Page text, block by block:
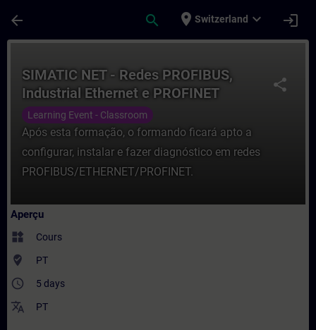
arrow_back search place Switzerland expand_more login
share
SIMATIC NET - Redes PROFIBUS,
Industrial Ethernet e PROFINET
Learning Event - Classroom
Após esta formação, o formando ficará apto a
configurar, instalar e fazer diagnóstico em redes
PROFIBUS/ETHERNET/PROFINET.
Aperçu
widgets Cours
where_to_vote PT
access_time 5 days
translate PT